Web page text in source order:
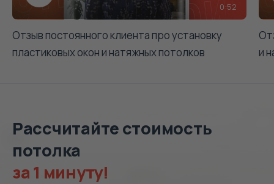
0:52
Отзыв постоянного клиента про установку
пластиковых окон и натяжных потолков
и
Рассчитайте стоимость
потолка
за 1 минуту!